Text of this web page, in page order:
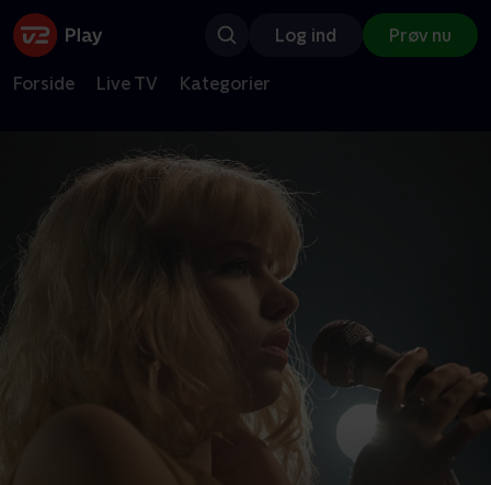
Log ind Prøv nu
Forside Live TV Kategorier